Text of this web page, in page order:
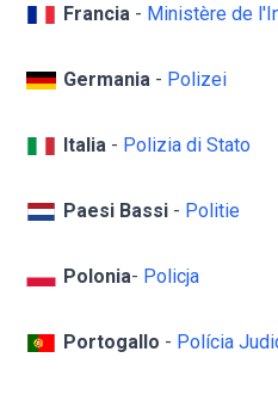
Francia - Ministère de
Germania - Polizei
Italia - Polizia di Stato
Paesi Bassi - Politie
Polonia- Policja
Portogallo - Polícia